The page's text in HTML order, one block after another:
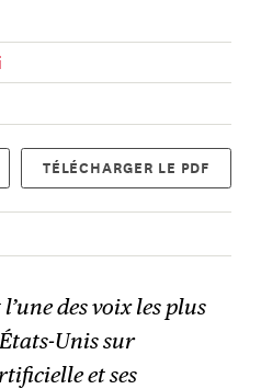
TÉLÉCHARGER LE PDF
des voix les plus
Unis sur
et ses